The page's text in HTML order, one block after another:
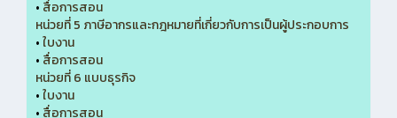
• สื่อการสอน
หน่วยที่ 5 ภาษีอากรและกฎหมายที่เกี่ยวกับการเป็นผู้ประกอบการ
•ใบงาน
• สื่อการสอน
หน่วยที่ 6 แบบธุรกิจ
•ใบงาน
• สื่อการสอน